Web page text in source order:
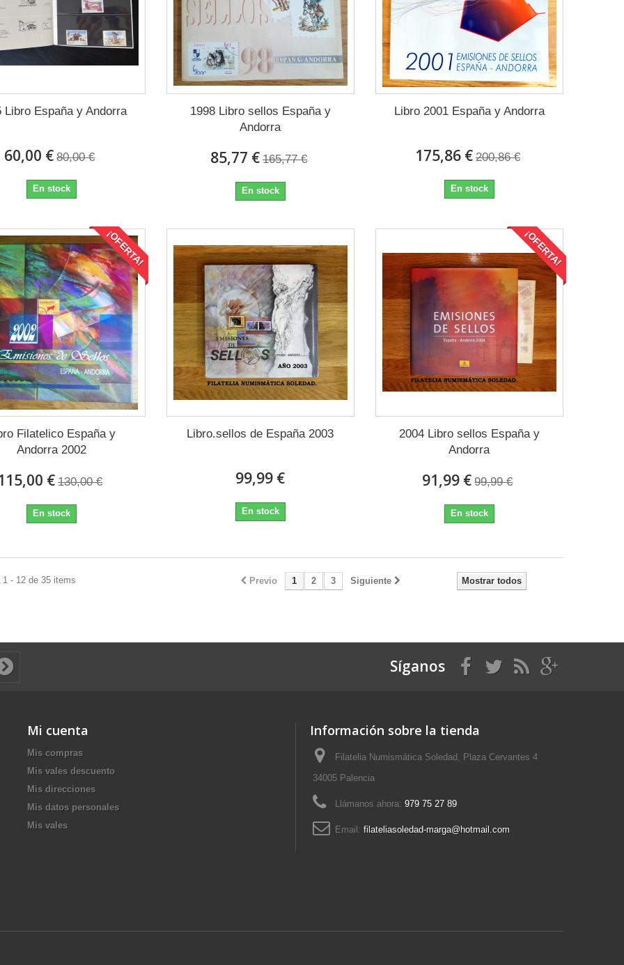
Libro España y Andorra
60,00 € 80,00 €
En stock
1998 Libro sellos España y
Andorra
85,77 € 165,77 €
En stock
Libro 2001 España y Andorra
175,86 € 200,86 €
En stock
¡OFERTA!
Filatelico España y
Andorra 2002
€ 130,00 €
En stock
Libro.sellos de España 2003
99,99 €
En stock
¡OFERTA!
2004 Libro sellos España y
Andorra
91,99 € 99,99 €
En stock
Mostrar todos
Previo 1 2 3 Siguiente
1 - 12 de 35 items
Síganos
Mi cuenta
Mis compras
Mis vales descuento
Mis direcciones
Mis datos personales
Mis vales
Información sobre la tienda
Filatelia Numismática Soledad, Plaza Cervantes 4
34005 Palencia
Llámanos ahora: 979 75 27 89
Email: filateliasoledad-marga@hotmail.com